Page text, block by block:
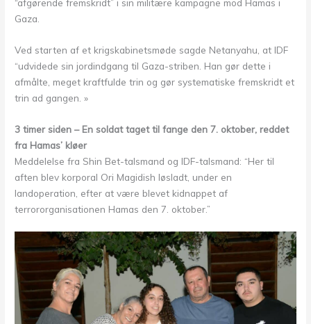
Gaza.
Ved starten af et krigskabinetsmøde sagde Netanyahu, at IDF
“udvidede sin jordindgang til Gaza-striben. Han gør dette i
afmålte, meget kraftfulde trin og gør systematiske fremskridt et
trin ad gangen. »
3 timer siden – En soldat taget til fange den 7. oktober, reddet
fra Hamas’ kløer
Meddelelse fra Shin Bet-talsmand og IDF-talsmand: “Her til
aften blev korporal Ori Magidish løsladt, under en
landoperation, efter at være blevet kidnappet af
terrororganisationen Hamas den 7. oktober.”